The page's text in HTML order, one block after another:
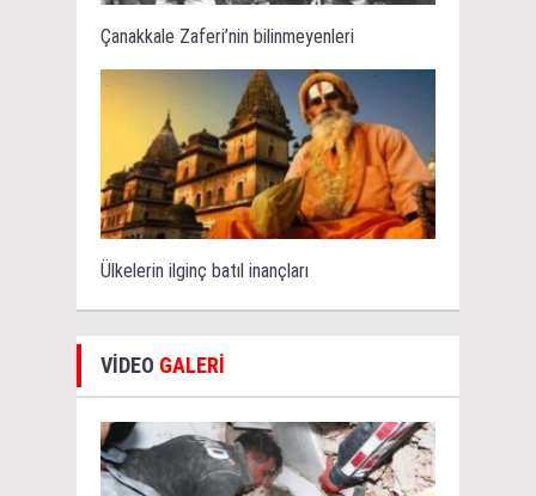
Çanakkale Zaferi’nin bilinmeyenleri
Ülkelerin ilginç batıl inançları
VİDEO GALERİ